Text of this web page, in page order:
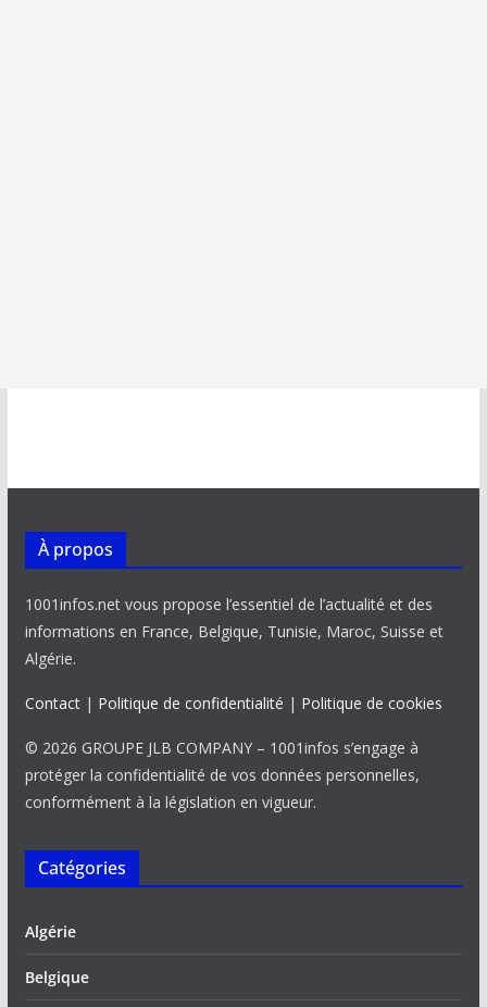
À propos
1001infos.net vous propose l’essentiel de l’actualité et des
informations en France, Belgique, Tunisie, Maroc, Suisse et
Algérie.
Contact| Politique de confidentialité | Politique de cookies
© 2026 GROUPE JLB COMPANY – 1001infos s’engage à
protéger la confidentialité de vos données personnelles,
conformément à la législation en vigueur.
Catégories
Algérie
Belgique